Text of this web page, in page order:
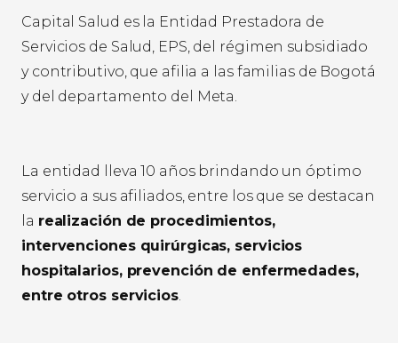
Capital Salud es la Entidad Prestadora de
Servicios de Salud, EPS, del régimen subsidiado
y contributivo, que afilia a las familias de Bogotá
y del departamento del Meta.
La entidad lleva 10 años brindando un óptimo
servicio a sus afiliados, entre los que se destacan
la realización de procedimientos,
intervenciones quirúrgicas, servicios
hospitalarios, prevención de enfermedades,
entre otros servicios.